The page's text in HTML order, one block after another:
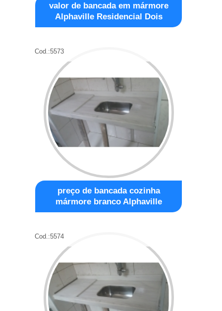
valor de bancada em mármore
Alphaville Residencial Dois
Cod.:5573
preço de bancada cozinha
mármore branco Alphaville
Cod.:5574